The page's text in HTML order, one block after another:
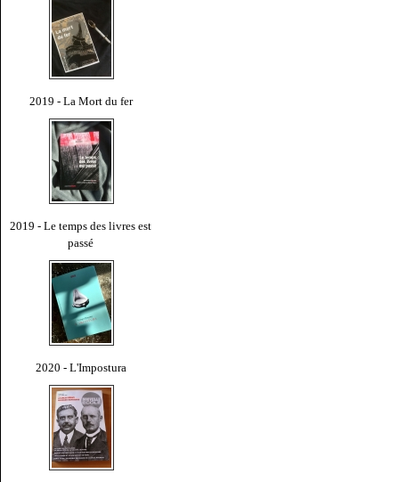
2019 - La Mort du fer
2019 - Le temps des livres est
passé
2020 - L'Impostura